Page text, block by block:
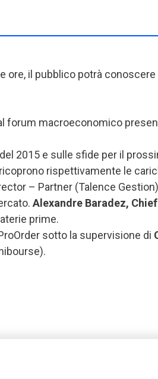
ore, il pubblico potrà
forum macroeconomico
2015 e sulle sfide per il
rispettivamente le
– Partner (Talence
Alexandre Baradez,
prime.
sotto la supervisione di